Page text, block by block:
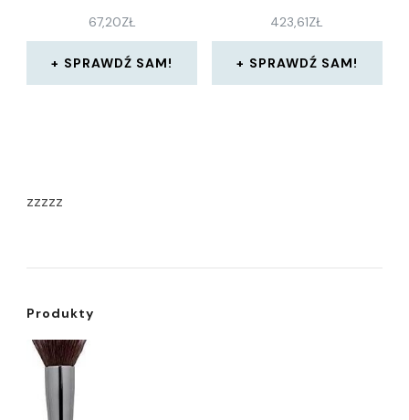
67,20ZŁ
SPRAWDŹ SAM!
423,61ZŁ
SPRAWDŹ SAM!
zzzzz
Produkty